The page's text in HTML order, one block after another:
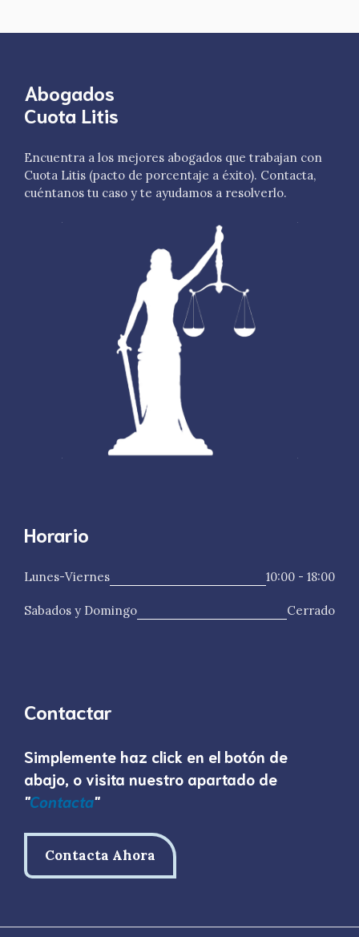
Abogados
Cuota Litis
Encuentra a los mejores abogados que trabajan con
Cuota Litis (pacto de porcentaje a éxito). Contacta,
cuéntanos tu caso y te ayudamos a resolverlo.
Horario
Lunes-Viernes 10:00 - 18:00
Sabados y Domingo Cerrado
Contactar
Simplemente haz click en el botón de
abajo, o visita nuestro apartado de
"Contacta"
Contacta Ahora